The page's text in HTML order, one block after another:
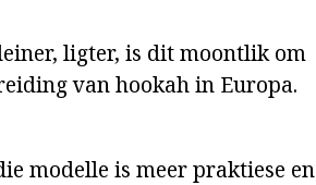
ligter, is dit moontlik om
van hookah in Europa.
modelle is meer praktiese en